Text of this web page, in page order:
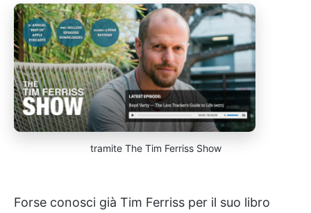
tramite The Tim Ferriss Show
Forse conosci già Tim Ferriss per il suo libro